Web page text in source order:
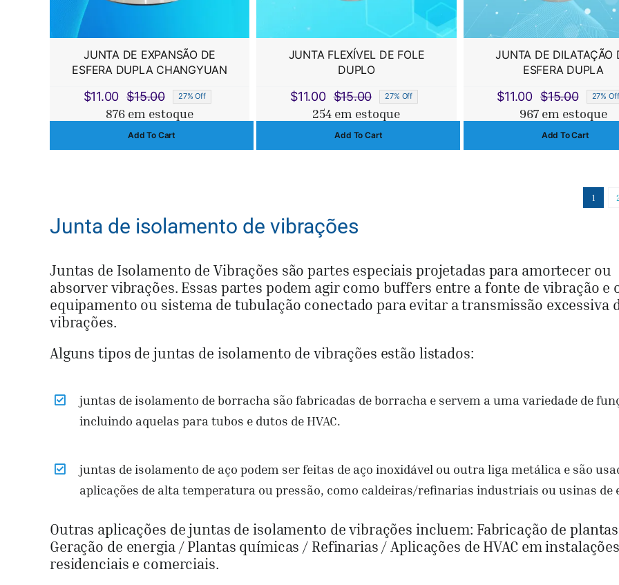
JUNTA DE EXPANSÃO DE
ESFERA DUPLA CHANGYUAN
$15.00
O
preço
original
$11.00
O
preço
atual
27% Off
876 em estoque
Add To Cart
JUNTA FLEXÍVEL DE FOLE
DUPLO
$15.00
O
preço
original
$11.00
O
preço
atual
27% Off
254 em estoque
Add To Cart
JUNTA DE DILATAÇÃO
ESFERA DUPLA
$15.00
O
preço
original
$11.00
O
preço
atual
27% Off
967 em estoque
Add To Cart
1
Junta de isolamento de vibrações
Juntas de Isolamento de Vibrações são partes especiais projetadas para amortecer ou
absorver vibrações. Essas partes podem agir como buffers entre a fonte de vibração e
equipamento ou sistema de tubulação conectado para evitar a transmissão excessiva
vibrações.
Alguns tipos de juntas de isolamento de vibrações estão listados:
juntas de isolamento de borracha são fabricadas de borracha e servem a uma variedade de
incluindo aquelas para tubos e dutos de HVAC.
juntas de isolamento de aço podem ser feitas de aço inoxidável ou outra liga metálica e são
aplicações de alta temperatura ou pressão, como caldeiras/refinarias industriais ou usinas de
Outras aplicações de juntas de isolamento de vibrações incluem: Fabricação de
Geração de energia / Plantas químicas / Refinarias / Aplicações de HVAC em instalações
residenciais e comerciais.